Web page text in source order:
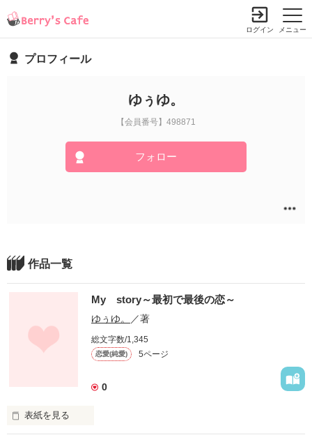
メニュー
ログイン
プロフィール
ゆぅゆ。
【会員番号】498871
フォロー
作品一覧
My story～最初で最後の恋～
ゆぅゆ。 ／著
総文字数/1,345
恋愛(純愛) 5ページ
0
表紙を見る